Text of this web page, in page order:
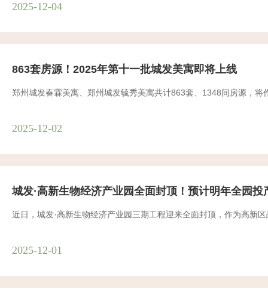
2025-12-04
863套房源！2025年第十一批城发美寓即将上线
郑州城发春霖美寓、郑州城发毓秀美寓共计863套、1348间房源，
2025-12-02
城发·高新生物经济产业园全面封顶！预计明年全园投
近日，城发·高新生物经济产业园三期工程迎来全面封顶，作为高新
2025-12-01